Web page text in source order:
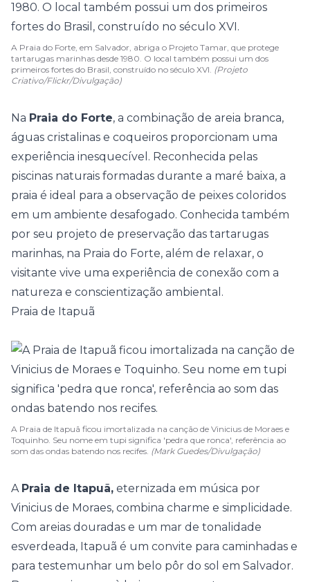
A Praia do Forte, em Salvador, abriga o Projeto Tamar, que protege
tartarugas marinhas desde 1980. O local também possui um dos
primeiros fortes do Brasil, construído no século XVI. (Projeto
Criativo/Flickr/Divulgação)
Na Praia do Forte, a combinação de areia branca,
águas cristalinas e coqueiros proporcionam uma
experiência inesquecível. Reconhecida pelas
piscinas naturais formadas durante a maré baixa, a
praia é ideal para a observação de peixes coloridos
em um ambiente desafogado. Conhecida também
por seu projeto de preservação das tartarugas
marinhas, na Praia do Forte, além de relaxar, o
visitante vive uma experiência de conexão com a
natureza e conscientização ambiental.
Praia de Itapuã
A Praia de Itapuã ficou imortalizada na canção de Vinicius de Moraes e
Toquinho. Seu nome em tupi significa 'pedra que ronca', referência ao
som das ondas batendo nos recifes. (Mark Guedes/Divulgação)
A Praia de Itapuã, eternizada em música por
Vinicius de Moraes, combina charme e simplicidade.
Com areias douradas e um mar de tonalidade
esverdeada, Itapuã é um convite para caminhadas e
para testemunhar um belo pôr do sol em Salvador.